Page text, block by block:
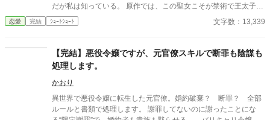
だが私は知っている。 原作では、この聖女こそが禁術で王太子の
魔力を吸い取り、 私に冤罪を着せて処刑へ追い込んだ張本人だ。
優しい家族を守るためにも、同じ結末は絶対に許さない。 私は転
き、 王太子の依存と愚かさを白日の下に晒す。 「婚約は……こち
らから願い下げです」 土下座する王太子も、泣き叫ぶ聖女も、も
う関係ない。 私は新しい未来を選ぶ。
恋愛 完結 ｼｮｰﾄｼｮｰﾄ 文字数：13,339
【完結】悪役令嬢ですが、元官僚スキルで断罪も陰謀も
処理します。
かおり
異世界で悪役令嬢に転生した元官僚。婚約破棄？ 断罪？ 全部
ルールと書類で処理します。 謝罪してないのに謝ったことにな